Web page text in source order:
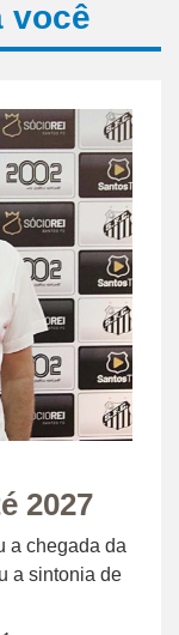
você
2027
a chegada da
a sintonia de